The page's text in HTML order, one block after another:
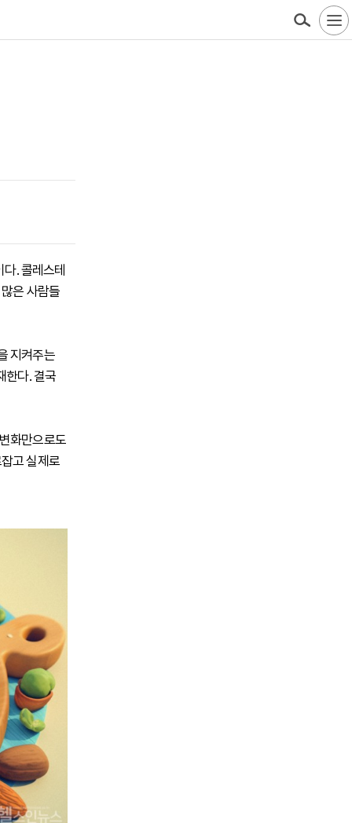
. 콜레스테
은 사람들
지켜주는
한다. 결국
화만으로도
고 실제로